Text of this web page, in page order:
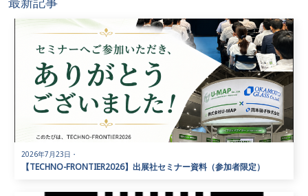
2026年7月23日 ・
【TECHNO-FRONTIER2026】出展社セミナー資料（参加者限定）